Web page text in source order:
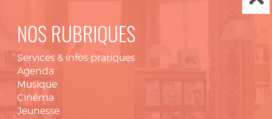
NOS RUBRIQUES
Services & infos pratiques
Agenda
Musique
Cinéma
Jeunesse